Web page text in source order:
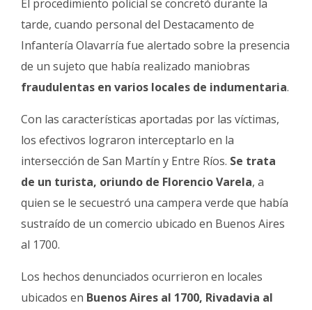
El procedimiento policial se concretó durante la
tarde, cuando personal del Destacamento de
Infantería Olavarría fue alertado sobre la presencia
de un sujeto que había realizado maniobras
fraudulentas en varios locales de indumentaria.
Con las características aportadas por las víctimas,
los efectivos lograron interceptarlo en la
intersección de San Martín y Entre Ríos. Se trata
de un turista, oriundo de Florencio Varela, a
quien se le secuestró una campera verde que había
sustraído de un comercio ubicado en Buenos Aires
al 1700.
Los hechos denunciados ocurrieron en locales
ubicados en Buenos Aires al 1700, Rivadavia al